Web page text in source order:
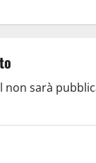
non sarà